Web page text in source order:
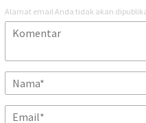
Alamat email Anda tidak akan